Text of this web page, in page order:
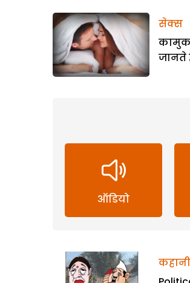
सेक्स
जानते
ऑडियो
कहानी